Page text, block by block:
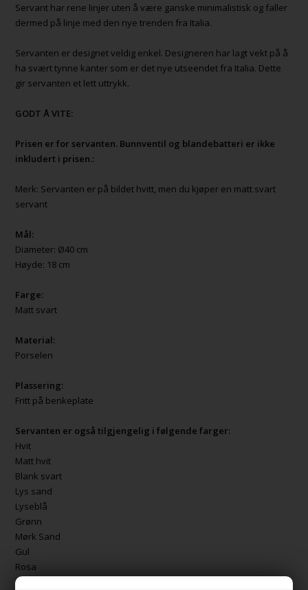
Servant har rene linjer uten å være ganske minimalistisk og faller
dermed på linje med den nye trenden fra Italia.
Servanten er designet veldig enkel. Designeren har lagt vekt på å
ha svært tynne kanter som er det nye utseendet fra Italia. Dette
gir servanten et lett uttrykk.
GODT Å VITE:
Prisen er for servanten. Bunnventil og blandebatteri er ikke
inkludert i prisen.:
Merk: Servanten er på bildet hvitt, men du kjøper en matt svart
servant
Mål:
Diameter: Ø40 cm
Høyde: 18 cm
Farge:
Matt svart
Material:
Porselen
Plassering:
Fritt på benkeplate
Servanten er også tilgjengelig i følgende farger:
Hvit
Matt hvit
Blank svart
Lys sand
Lyseblå
Grønn
Mørk Sand
Gul
Rosa
Mørk blå